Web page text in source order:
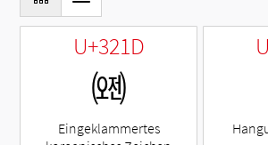
U+321D
㈝
Eingeklammertes